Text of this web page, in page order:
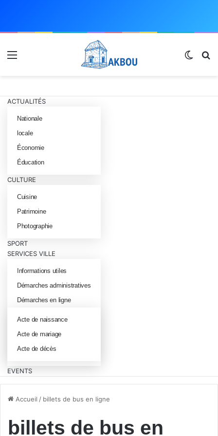
ACTUALITÉS
Nationale
locale
Économie
Éducation
CULTURE
Cuisine
Patrimoine
Photographie
SPORT
SERVICES VILLE
Informations utiles
Démarches administratives
Démarches en ligne
Acte de naissance
Acte de mariage
Acte de décès
EVENTS
Accueil / billets de bus en ligne
billets de bus en